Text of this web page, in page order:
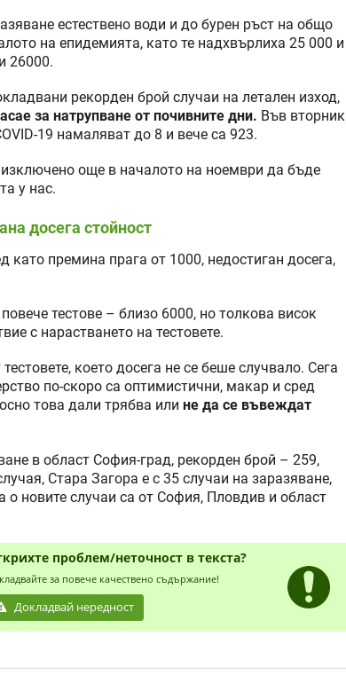
естествено води и до бурен ръст на общо
на епидемията, като те надхвърлиха 25 000 и
26000.
рекорден брой случаи на летален изход,
за натрупване от почивните дни. Във вторник
19 намаляват до 8 и вече са 923.
още в началото на ноември да бъде
у нас.
досега стойност
като премина прага от 1000, недостиган досега,
тестове – близо 6000, но толкова висок
с нарастването на тестовете.
което досега не се беше случвало. Сега
по-скоро са оптимистични, макар и сред
това дали трябва или не да се въвеждат
в област София-град, рекорден брой – 259,
Стара Загора е с 35 случаи на заразяване,
о новите случаи са от София, Пловдив и област
проблем/неточност в текста?
за повече качествено съдържание!
Докладвай нередност